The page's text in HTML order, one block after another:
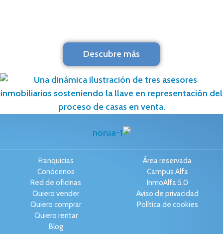
Descubre más
Franquicias
Conócenos
Red de oficinas
Quiero vender
Quiero comprar
Quiero rentar
Blog
Área reservada
Campus Alfa
InmoAlfa 5.0
Aviso de privacidad
Política de cookies